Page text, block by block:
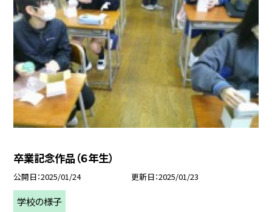
卒業記念作品（６年生）
公開日 2025/01/24 更新日 2025/01/23
学校の様子